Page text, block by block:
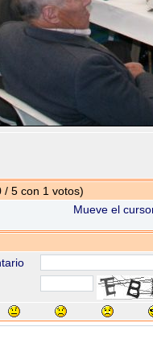
/ 5 con 1 votos)
Mueve el